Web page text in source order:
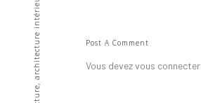
Post A Comment
Vous devezvous connecter